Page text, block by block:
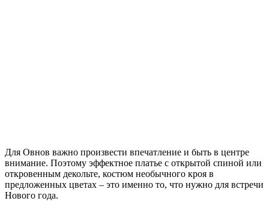
Для Овнов важно произвести впечатление и быть в центре
внимание. Поэтому эффектное платье с открытой спиной или
откровенным декольте, костюм необычного кроя в
предложенных цветах – это именно то, что нужно для встречи
Нового года.